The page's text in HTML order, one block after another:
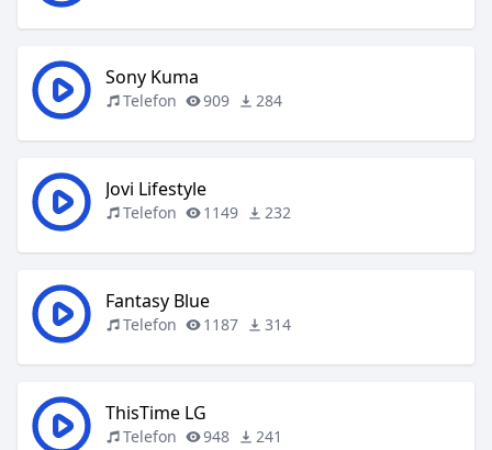
Sony Kuma
Telefon 909 284
Jovi Lifestyle
Telefon 1149 232
Fantasy Blue
Telefon 1187 314
ThisTime LG
Telefon 948 241